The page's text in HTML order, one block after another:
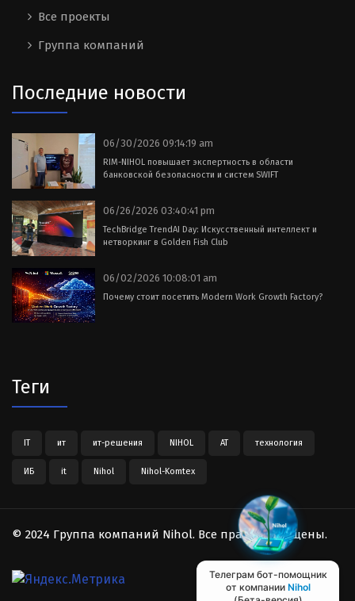
Телеграм бот-помощник
от компании Nihol
Все проекты
Группа компаний
Последние новости
06/30/2026 09:14:19 am
RIM-NIHOL повышает экспертность в области
банковской безопасности и систем SWIFT
06/26/2026 03:40:41 pm
TechBridge TrendAI Day: Искусственный интеллект и
нетворкинг в Golden Fish Club
06/02/2026 10:08:01 am
Почему стоит посетить Modern Work Growth Factory?
Теги
IT ит ит-решения NIHOL АТ технология
ИБ it Nihol Nihol-Komtex
© 2024 Группа компаний Nihol. Все права защищены.